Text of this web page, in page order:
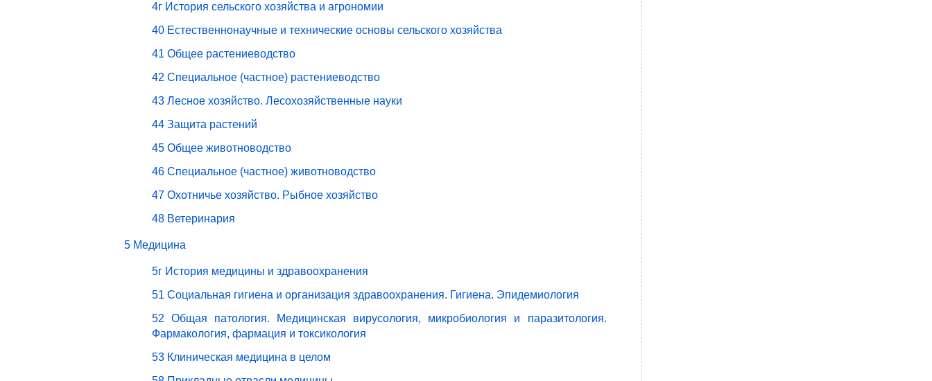
4г История сельского хозяйства и агрономии
40 Естественнонаучные и технические основы сельского хозяйства
41 Общее растениеводство
42 Специальное (частное) растениеводство
43 Лесное хозяйство. Лесохозяйственные науки
44 Защита растений
45 Общее животноводство
46 Специальное (частное) животноводство
47 Охотничье хозяйство. Рыбное хозяйство
48 Ветеринария
5 Медицина
5г История медицины и здравоохранения
51 Социальная гигиена и организация здравоохранения. Гигиена. Эпидемиология
52 Общая патология. Медицинская вирусология, микробиология и паразитология.
Фармакология, фармация и токсикология
53 Клиническая медицина в целом